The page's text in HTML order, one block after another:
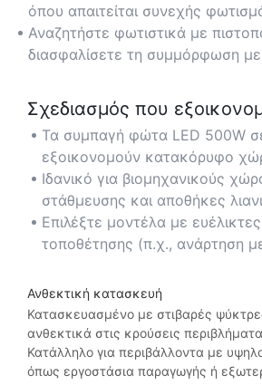
HID, μειώνοντας το
ηλεκτρικής ενέργειας για
όπου απαιτείται συνεχής
εξοικονόμηση ενέργειας είναι
Αναζητήστε φωτιστικά με
διασφαλίσετε τη συμμόρφωση
στις επιχειρήσεις κοινής
Σχεδιασμός που
Τα συμπαγή φώτα LED 500W
εξοικονομούν κατακόρυφο
παράλληλα βέλτιστη
περιβάλλοντα με ψηλή οροφή.
Ιδανικό για βιομηχανικούς
στάθμευσης και αποθήκες
περιορισμένο χώρο πάνω από
Επιλέξτε μοντέλα με
τοποθέτησης (π.χ., ανάρτηση
σημεία.
Ανθεκτική κατασκευή
Κατασκευασμένο με στιβαρές
ανθεκτικά στις κρούσεις
πολυανθρακικό, εξασφαλίζοντας
βιομηχανικές ή εξωτερικές συνθήκες.
Κατάλληλο για περιβάλλοντα με
όπως εργοστάσια παραγωγής ή